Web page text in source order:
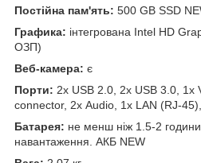
Постійна пам'ять: 500 GB SSD
Графика: інтегрована Intel HD
ОЗП)
Веб-камера: є
Порти: 2x USB 2.0, 2x USB 3.0, 1x
connector, 2x Audio, 1x LAN (RJ-
Батарея: не менш ніж 1.5-2
навантаження. АКБ NEW